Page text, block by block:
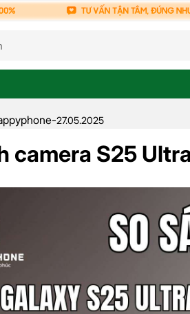
-27.05.2025
camera S25